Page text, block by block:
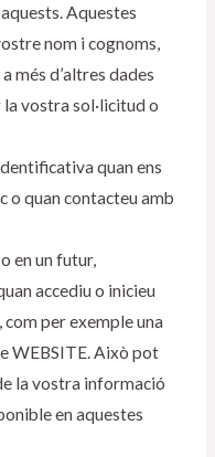
Aquestes
nom i cognoms,
més d’altres dades
vostra sol·licitud o
quan ens
o quan contacteu amb
en un futur,
accediu o inicieu
com per exemple una
WEBSITE. Això pot
la vostra informació
en aquestes